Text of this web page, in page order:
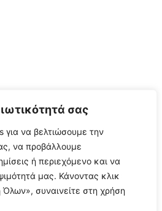
σας
για να βελτιώσουμε την
να προβάλλουμε
ή περιεχόμενο και να
μας. Κάνοντας κλικ
συναινείτε στη χρήση